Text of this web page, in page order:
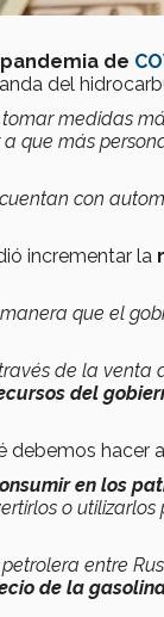
de
del
tomar medidas
que más
con
incrementar la
que el
de la
del
debemos hacer
en los
o
entre
de la